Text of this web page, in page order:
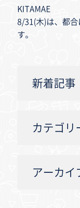
KITAMAE
8/31(木)は、都合
す。
新着記事
カテゴリ
アーカイ